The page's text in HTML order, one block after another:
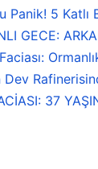
Panik! 5 Katlı
GECE:
Dev
37